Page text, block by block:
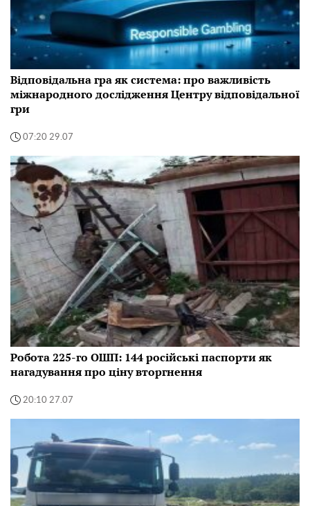
Відповідальна гра як система: про важливість
міжнародного дослідження Центру відповідальної
гри
07:20 29.07
Робота 225-го ОШП: 144 російські паспорти як
нагадування про ціну вторгнення
20:10 27.07